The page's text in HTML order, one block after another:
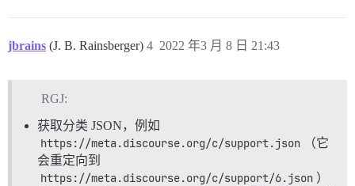
jbrains (J. B. Rainsberger) 2022 年3 月 8 日 21:43
4
RGJ:
获取分类 JSON，例如
https://meta.discourse.org/c/support.json
（它
会重定向到
https://meta.discourse.org/c/support/6.json ）